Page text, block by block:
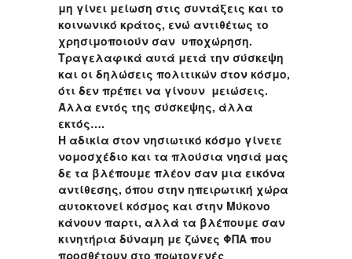
μη γίνει μείωση στις συντάξεις και το
κοινωνικό κράτος, ενώ αντιθέτως το
χρησιμοποιούν σαν υποχώρηση.
Τραγελαφικά αυτά μετά την σύσκεψη
και οι δηλώσεις πολιτικών στον κόσμο,
ότι δεν πρέπει να γίνουν μειώσεις.
Άλλα εντός της σύσκεψης, άλλα
εκτός….
Η αδικία στον νησιωτικό κόσμο γίνετε
νομοσχέδιο και τα πλούσια νησιά μας
δε τα βλέπουμε πλέον σαν μια εικόνα
αντίθεσης, όπου στην ηπειρωτική χώρα
αυτοκτονεί κόσμος και στην Μύκονο
κάνουν παρτι, αλλά τα βλέπουμε σαν
κινητήρια δύναμη με ζώνες ΦΠΑ που
προσθέτουν στο πρωτογενές